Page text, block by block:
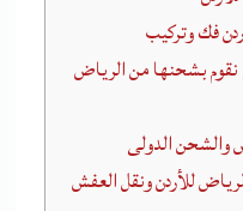
فك وتركيب
بشحنها من الرياض
والشحن الدولى
للأردن ونقل العفش